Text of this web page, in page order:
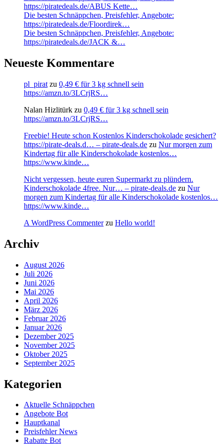
https://piratedeals.de/ABUS Kette…
Die besten Schnäppchen, Preisfehler, Angebote:
https://piratedeals.de/Floordirek…
Die besten Schnäppchen, Preisfehler, Angebote:
https://piratedeals.de/JACK &…
Neueste Kommentare
pl_pirat zu 0,49 € für 3 kg schnell sein
https://amzn.to/3LCrjRS…
Nalan Hizlitürk zu 0,49 € für 3 kg schnell sein
https://amzn.to/3LCrjRS…
Freebie! Heute schon Kostenlos Kinderschokolade gesichert?
https://pirate-deals.d… – pirate-deals.de zu Nur morgen zum
Kindertag für alle Kinderschokolade kostenlos…
https://www.kinde…
Nicht vergessen, heute euren Supermarkt zu plündern.
Kinderschokolade 4free. Nur… – pirate-deals.de zu Nur
morgen zum Kindertag für alle Kinderschokolade kostenlos…
https://www.kinde…
A WordPress Commenterzu Hello world!
Archiv
August 2026
Juli 2026
Juni 2026
Mai 2026
April 2026
März 2026
Februar 2026
Januar 2026
Dezember 2025
November 2025
Oktober 2025
September 2025
Kategorien
Aktuelle Schnäppchen
Angebote Bot
Hauptkanal
Preisfehler News
Rabatte Bot